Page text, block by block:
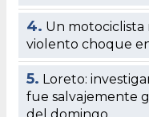
4. Un
violento choque
5. Loreto:
fue salvajemente